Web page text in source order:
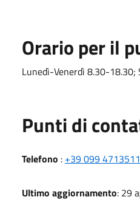
Orario per il
Lunedì-Venerdì 8.30-18.30;
Punti di
Telefono : +39 099 4713511
Ultimo aggiornamento: 29